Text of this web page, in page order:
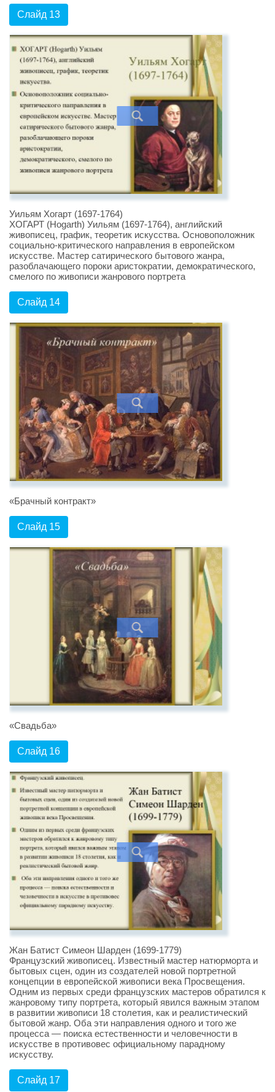
Слайд 13
Уильям Хогарт (1697-1764)
ХОГАРТ (Hogarth) Уильям (1697-1764), английский
живописец, график, теоретик искусства. Основоположник
социально-критического направления в европейском
искусстве. Мастер сатирического бытового жанра,
разоблачающего пороки аристократии, демократического,
смелого по живописи жанрового портрета
Слайд 14
«Брачный контракт»
Слайд 15
«Свадьба»
Слайд 16
Жан Батист Симеон Шарден (1699-1779)
Французский живописец. Известный мастер натюрморта и
бытовых сцен, один из создателей новой портретной
концепции в европейской живописи века Просвещения.
Одним из первых среди французских мастеров обратился к
жанровому типу портрета, который явился важным этапом
в развитии живописи 18 столетия, как и реалистический
бытовой жанр. Оба эти направления одного и того же
процесса — поиска естественности и человечности в
искусстве в противовес официальному парадному
искусству.
Слайд 17